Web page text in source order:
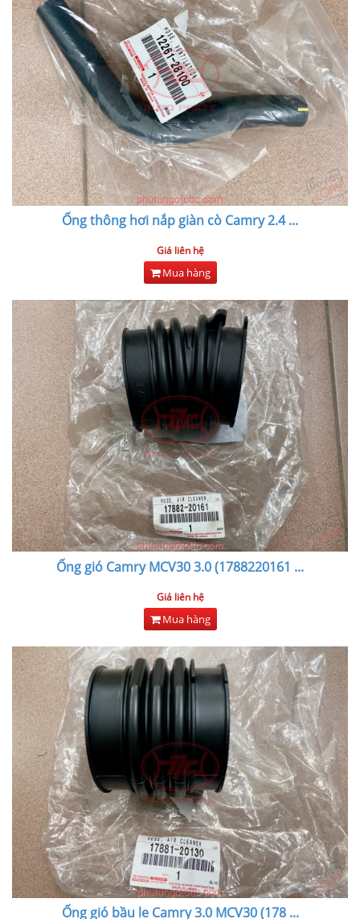
Ống thông hơi nắp giàn cò Camry 2.4...
Giá liên hệ
Mua hàng
Ống gió Camry MCV30 3.0 (1788220161 ...
Giá liên hệ
Mua hàng
Ống gió bầu le Camry 3.0 MCV30 (178...